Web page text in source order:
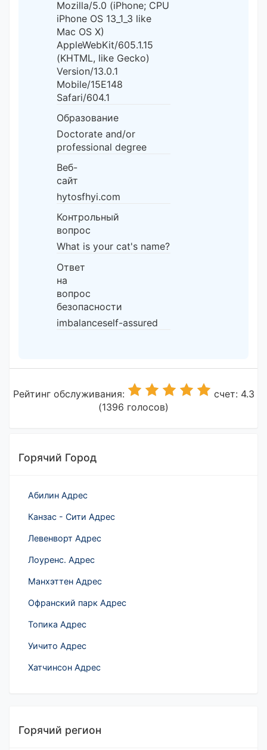
Mozilla/5.0 (iPhone; CPU
iPhone OS 13_1_3 like
Mac OS X)
AppleWebKit/605.1.15
(KHTML, like Gecko)
Version/13.0.1
Mobile/15E148
Safari/604.1
Образование
Doctorate and/or
professional degree
Веб-
сайт
hytosfhyi.com
Контрольный
вопрос
What is your cat's name?
Ответ
на
вопрос
безопасности
imbalanceself-assured
Рейтинг обслуживания:
счет: 4.3
(1396 голосов)
Горячий Город
Абилин Адрес
Канзас - Сити Адрес
Левенворт Адрес
Лоуренс. Адрес
Манхэттен Адрес
Офранский парк Адрес
Топика Адрес
Уичито Адрес
Хатчинсон Адрес
Горячий регион